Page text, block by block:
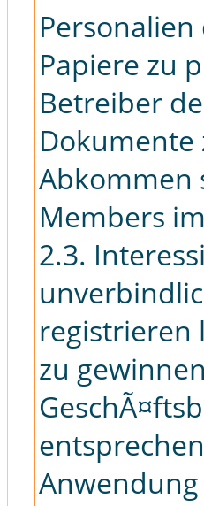
Papiere zu
Betreiber
Abkommen
Members
2.3.
registrieren
zu